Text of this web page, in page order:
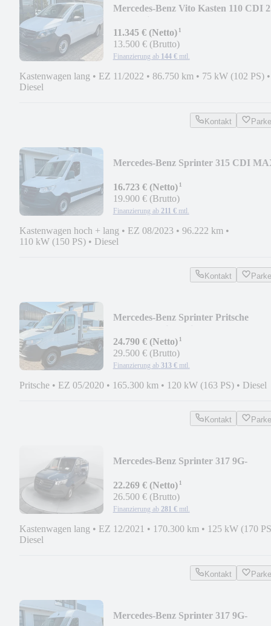
Mercedes-Benz Vito Kasten 110 CDI
11.345 € (Netto)¹
13.500 € (Brutto)
Finanzierung ab 144 € mtl.
Kastenwagen lang • EZ 11/2022 • 86.750 km • 75 kW (102 PS) •
Diesel
Kontakt
Mercedes-Benz Sprinter 315 CDI
16.723 € (Netto)¹
19.900 € (Brutto)
Finanzierung ab 211 € mtl.
Kastenwagen hoch + lang • EZ 08/2023 • 96.222 km •
110 kW (150 PS) • Diesel
Kontakt
Mercedes-Benz Sprinter Pritsche
24.790 € (Netto)¹
29.500 € (Brutto)
Finanzierung ab 313 € mtl.
Pritsche • EZ 05/2020 • 165.300 km • 120 kW (163 PS) • Diesel
Kontakt
Mercedes-Benz Sprinter 317 9G-
360
22.269 € (Netto)¹
26.500 € (Brutto)
Finanzierung ab 281 € mtl.
Kastenwagen lang • EZ 12/2021 • 170.300 km • 125 kW (170
Diesel
Kontakt
Mercedes-Benz Sprinter 317 9G-